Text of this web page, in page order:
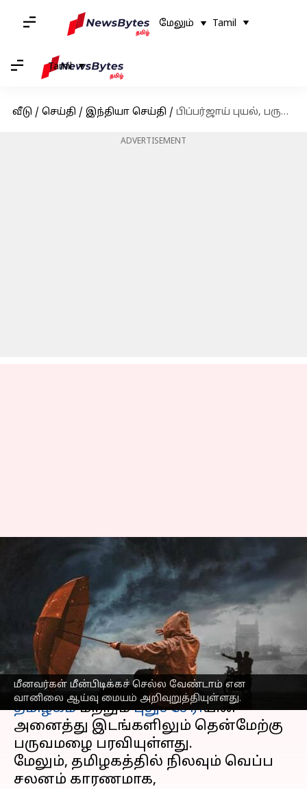
மேலும் Tamil
Tamil
வீடு / செய்தி / இந்தியா செய்தி / பிப்பர்ஜாய் புயல், பருவமழை: தமிழகத்திற்கான மழை எச்சரிக்கை
ADVERTISEMENT
மீனவர்கள் மீன்பிடிக்கச் செல்ல வேண்டாம் என
வானிலை ஆய்வு மையம் அறிவுறுத்தியுள்ளது.
பிப்பர்ஜாய் புயல்,
பருவமழை:
தமிழகத்திற்கான மழை
எச்சரிக்கை
எழுதியவர் Sindhuja SM Jun 12, 2023 06:18 pm
செய்தி முன்னோட்டம்
தமிழகம்மற்றும்புதுச்சேரியின்
அனைத்து இடங்களிலும் தென்மேற்கு
பருவமழை பரவியுள்ளது.
மேலும், தமிழகத்தில் நிலவும் வெப்ப